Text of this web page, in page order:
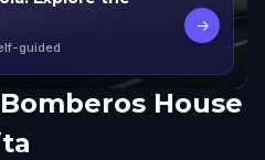
guided
→
House